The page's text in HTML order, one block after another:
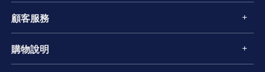
顧客服務
購物說明